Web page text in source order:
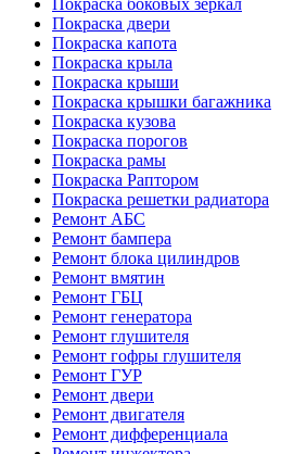
Покраска боковых зеркал
Покраска двери
Покраска капота
Покраска крыла
Покраска крыши
Покраска крышки багажника
Покраска кузова
Покраска порогов
Покраска рамы
Покраска Раптором
Покраска решетки радиатора
Ремонт АБС
Ремонт бампера
Ремонт блока цилиндров
Ремонт вмятин
Ремонт ГБЦ
Ремонт генератора
Ремонт глушителя
Ремонт гофры глушителя
Ремонт ГУР
Ремонт двери
Ремонт двигателя
Ремонт дифференциала